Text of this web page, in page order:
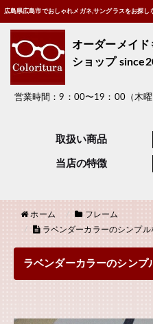
広島県広島市でおしゃれメガネ,サングラスをお探
オーダーメイ
ショップ
営業時間：9：00〜19：00（
取扱い商品
当店の特徴
ホーム
フレーム
ラベンダーカラーのシンプル
ラベンダーカラーのシンプ